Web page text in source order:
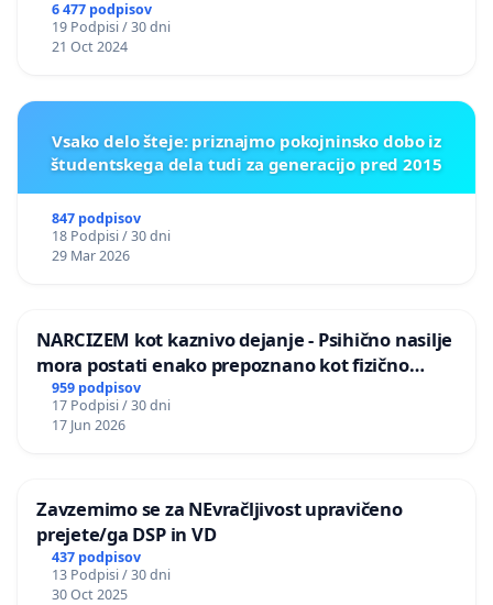
6 477 podpisov
19 Podpisi / 30 dni
21 Oct 2024
Vsako delo šteje: priznajmo pokojninsko dobo iz
študentskega dela tudi za generacijo pred 2015
847 podpisov
18 Podpisi / 30 dni
29 Mar 2026
NARCIZEM kot kaznivo dejanje - Psihično nasilje
mora postati enako prepoznano kot fizično
nasilje
959 podpisov
17 Podpisi / 30 dni
17 Jun 2026
Zavzemimo se za NEvračljivost upravičeno
prejete/ga DSP in VD
437 podpisov
13 Podpisi / 30 dni
30 Oct 2025